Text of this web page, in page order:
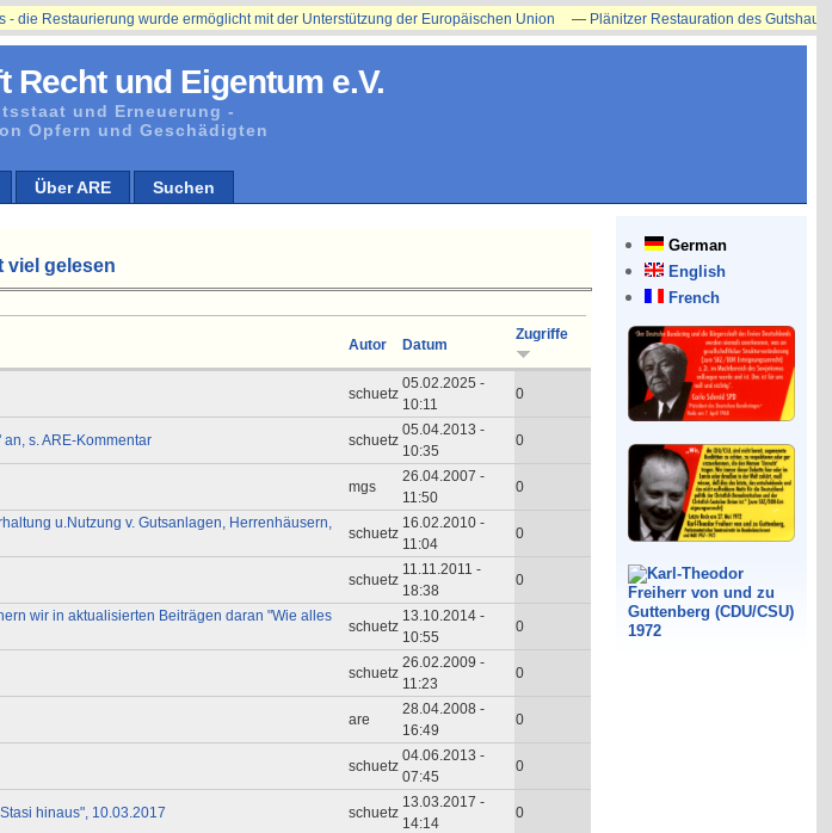
und Eigentum e.V.
und Erneuerung -
Opfern und Geschädigten
Über ARE Suchen
German
English
French
Restaurierung wurde ermöglicht mit der Unterstützung der Europäischen Union —Plänitzer Restauration des Gutshauses
viel gelesen
Autor Datum
Zugriffe
schuetz
05.02.2025 -
10:11
0
s. ARE-Kommentar schuetz
05.04.2013 -
10:35
0
mgs
26.04.2007 -
11:50
0
u.Nutzung v. Gutsanlagen, Herrenhäusern,
schuetz
16.02.2010 -
11:04
0
schuetz
11.11.2011 -
18:38
0
wir in aktualisierten Beiträgen daran "Wie alles
schuetz
13.10.2014 -
10:55
0
schuetz
26.02.2009 -
11:23
0
are
28.04.2008 -
16:49
0
schuetz
04.06.2013 -
07:45
0
hinaus", 10.03.2017 schuetz
13.03.2017 -
14:14
0